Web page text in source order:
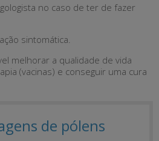
no caso de ter de fazer
sintomática.
melhorar a qualidade de vida
(vacinas) e conseguir uma cura
de pólens